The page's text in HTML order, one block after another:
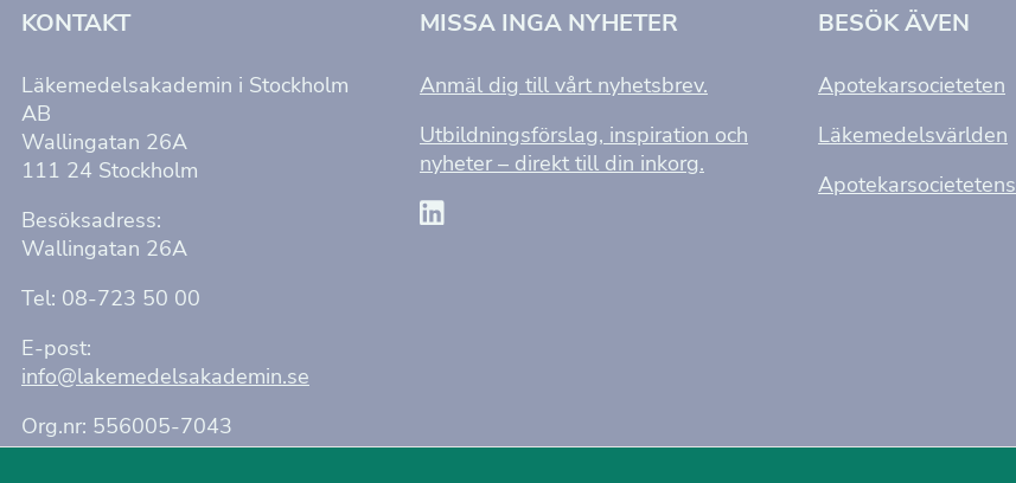
KONTAKT
Läkemedelsakademin i Stockholm
AB
Wallingatan 26A
111 24 Stockholm
Besöksadress:
Wallingatan 26A
Tel: 08-723 50 00
E-post:
info@lakemedelsakademin.se
Org.nr: 556005-7043
MISSA INGA NYHETER
Anmäl dig till vårt nyhetsbrev.
Utbildningsförslag, inspiration och
nyheter – direkt till din inkorg.
BESÖK ÄVEN
Apotekarsocieteten
Läkemedelsvärlden